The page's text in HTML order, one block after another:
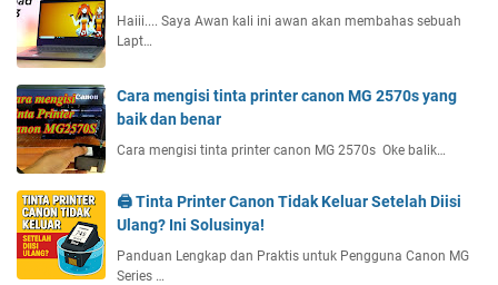
Haiii.... Saya Awan kali ini awan akan membahas sebuah
Lapt…
Cara mengisi tinta printer canon MG 2570s yang
baik dan benar
Cara mengisi tinta printer canon MG 2570s Oke balik…
🖨️ Tinta Printer Canon Tidak Keluar Setelah Diisi
Ulang? Ini Solusinya!
Panduan Lengkap dan Praktis untuk Pengguna Canon MG
Series …